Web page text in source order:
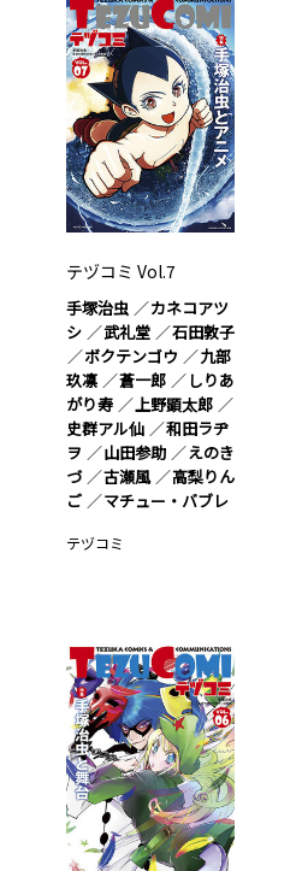
テヅコミ Vol.7
手塚治虫
カネコアツ
シ
武礼堂
石田敦子
ボクテンゴウ
九部
玖凛
蒼一郎
しりあ
がり寿
上野顕太郎
史群アル仙
和田ラヂ
ヲ
山田参助
えのき
づ
古瀬風
高梨りん
ご
マチュー・バブレ
テヅコミ